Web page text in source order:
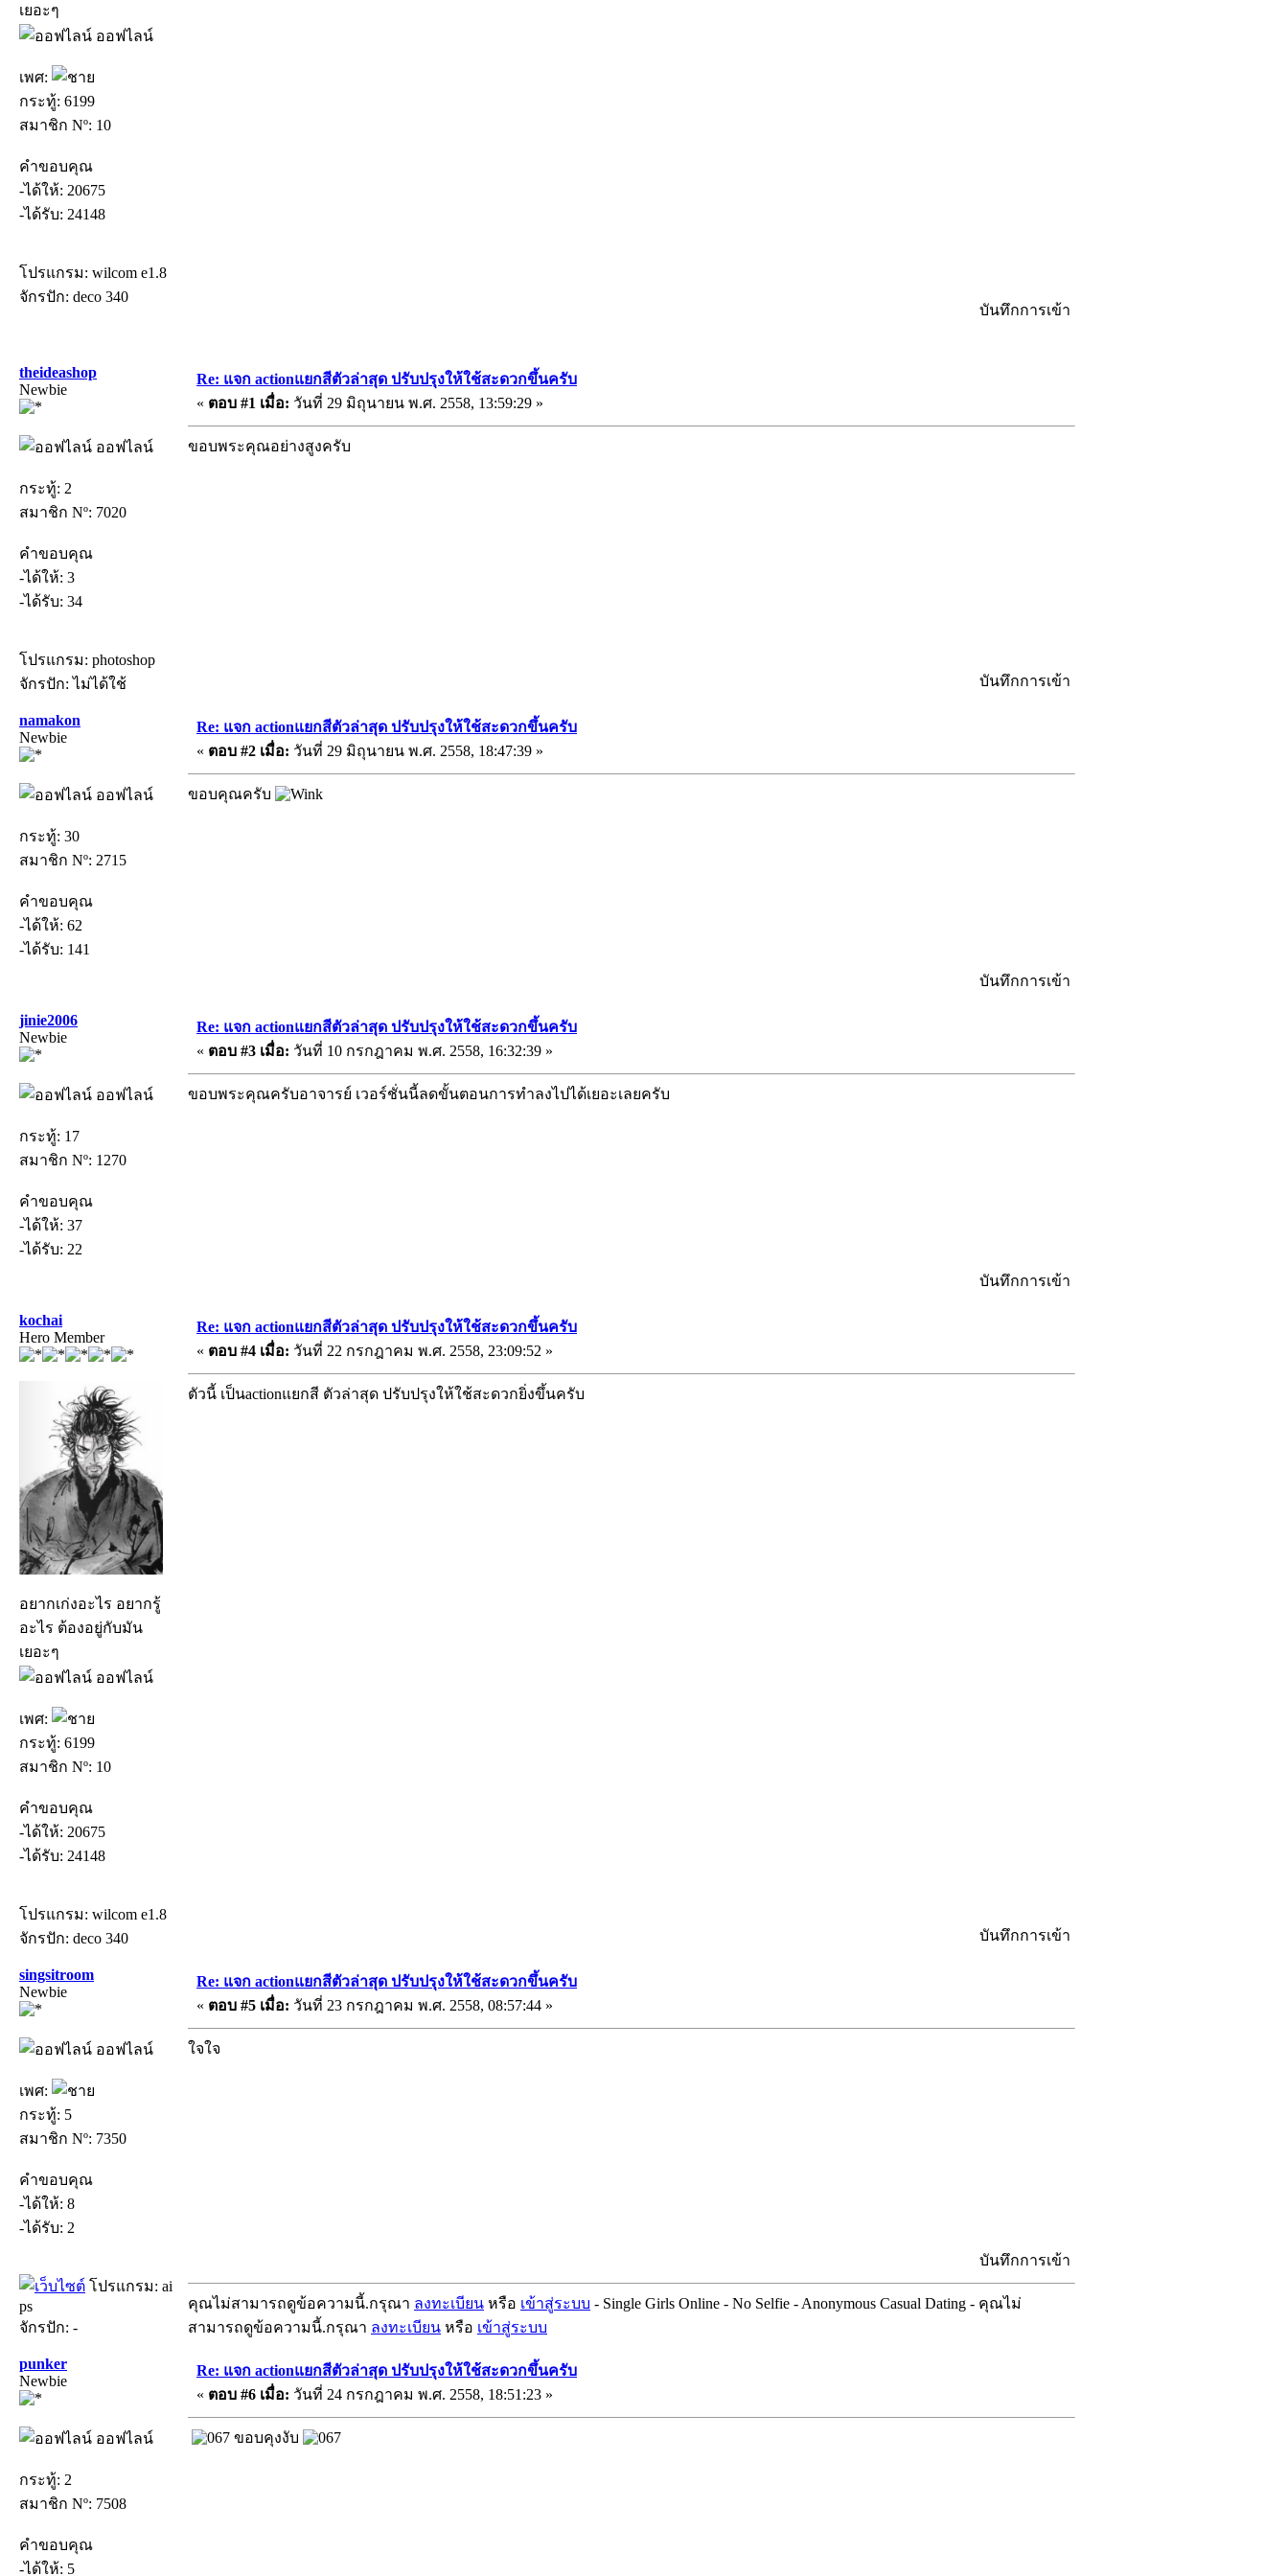
เยอะๆ
ออฟไลน์
เพศ:
กระทู้: 6199
สมาชิก Nº: 10
คำขอบคุณ
-ได้ให้: 20675
-ได้รับ: 24148
โปรแกรม: wilcom e1.8
จักรปัก: deco 340
บันทึกการเข้า
theideashop
Newbie
ออฟไลน์
กระทู้: 2
สมาชิก Nº: 7020
คำขอบคุณ
-ได้ให้: 3
-ได้รับ: 34
โปรแกรม: photoshop
จักรปัก: ไม่ได้ใช้
Re: แจก actionแยกสีตัวล่าสุด ปรับปรุงให้ใช้สะดวกขึ้นครับ
« ตอบ #1 เมื่อ: วันที่ 29 มิถุนายน พ.ศ. 2558, 13:59:29 »
ขอบพระคุณอย่างสูงครับ
บันทึกการเข้า
namakon
Newbie
ออฟไลน์
กระทู้: 30
สมาชิก Nº: 2715
คำขอบคุณ
-ได้ให้: 62
-ได้รับ: 141
Re: แจก actionแยกสีตัวล่าสุด ปรับปรุงให้ใช้สะดวกขึ้นครับ
« ตอบ #2 เมื่อ: วันที่ 29 มิถุนายน พ.ศ. 2558, 18:47:39 »
ขอบคุณครับ
บันทึกการเข้า
jinie2006
Newbie
ออฟไลน์
กระทู้: 17
สมาชิก Nº: 1270
คำขอบคุณ
-ได้ให้: 37
-ได้รับ: 22
Re: แจก actionแยกสีตัวล่าสุด ปรับปรุงให้ใช้สะดวกขึ้นครับ
« ตอบ #3 เมื่อ: วันที่ 10 กรกฎาคม พ.ศ. 2558, 16:32:39 »
ขอบพระคุณครับอาจารย์ เวอร์ชั่นนี้ลดขั้นตอนการทำลงไปได้เยอะเลยครับ
บันทึกการเข้า
kochai
Hero Member
อยากเก่งอะไร อยากรู้
อะไร ต้องอยู่กับมัน
เยอะๆ
ออฟไลน์
เพศ:
กระทู้: 6199
สมาชิก Nº: 10
คำขอบคุณ
-ได้ให้: 20675
-ได้รับ: 24148
โปรแกรม: wilcom e1.8
จักรปัก: deco 340
Re: แจก actionแยกสีตัวล่าสุด ปรับปรุงให้ใช้สะดวกขึ้นครับ
« ตอบ #4 เมื่อ: วันที่ 22 กรกฎาคม พ.ศ. 2558, 23:09:52 »
ตัวนี้ เป็นactionแยกสี ตัวล่าสุด ปรับปรุงให้ใช้สะดวกยิ่งขึ้นครับ
บันทึกการเข้า
singsitroom
Newbie
ออฟไลน์
เพศ:
กระทู้: 5
สมาชิก Nº: 7350
คำขอบคุณ
-ได้ให้: 8
-ได้รับ: 2
โปรแกรม: ai
ps
จักรปัก: -
Re: แจก actionแยกสีตัวล่าสุด ปรับปรุงให้ใช้สะดวกขึ้นครับ
« ตอบ #5 เมื่อ: วันที่ 23 กรกฎาคม พ.ศ. 2558, 08:57:44 »
ใจใจ
บันทึกการเข้า
คุณไม่สามารถดูข้อความนี้.กรุณา ลงทะเบียน หรือ เข้าสู่ระบบ - Single Girls Online - No Selfie - Anonymous Casual Dating - คุณไม่
สามารถดูข้อความนี้.กรุณา ลงทะเบียน หรือ เข้าสู่ระบบ
punker
Newbie
ออฟไลน์
กระทู้: 2
สมาชิก Nº: 7508
คำขอบคุณ
-ได้ให้: 5
Re: แจก actionแยกสีตัวล่าสุด ปรับปรุงให้ใช้สะดวกขึ้นครับ
« ตอบ #6 เมื่อ: วันที่ 24 กรกฎาคม พ.ศ. 2558, 18:51:23 »
ขอบคุงงับ